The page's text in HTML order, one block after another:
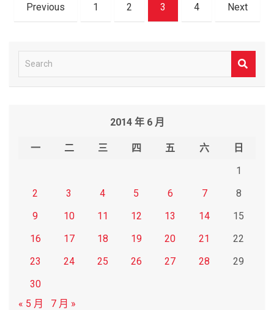
章
Previous 1 2 3 4 Next
e
2014 年 6 月
一 二 三 四 五 六
日
1
2
3 4 5 6 7
8
9
10 11 12 13 14
15
16
17 18 19 20 21
22
23
24 25 26 27 28
29
30
« 5 月
7 月 »